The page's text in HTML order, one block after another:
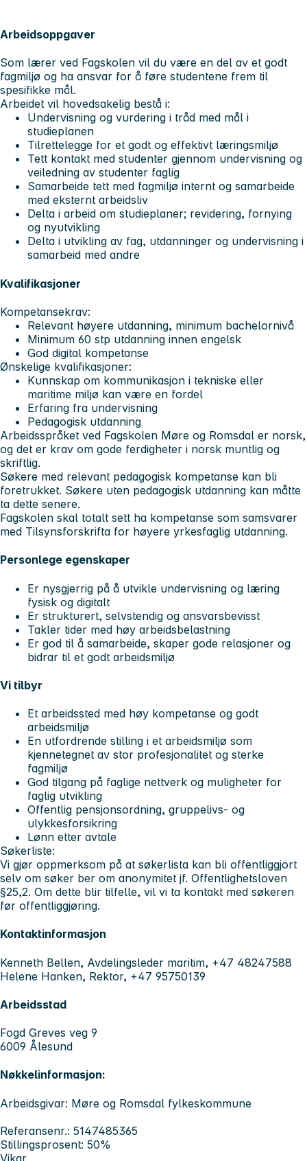
Arbeidsoppgaver
Som lærer ved Fagskolen vil du være en del av et godt
fagmiljø og ha ansvar for å føre studentene frem til
spesifikke mål.
Arbeidet vil hovedsakelig bestå i:
Undervisning og vurdering i tråd med mål i
studieplanen
Tilrettelegge for et godt og effektivt læringsmiljø
Tett kontakt med studenter gjennom undervisning og
veiledning av studenter faglig
Samarbeide tett med fagmiljø internt og samarbeide
med eksternt arbeidsliv
Delta i arbeid om studieplaner; revidering, fornying
og nyutvikling
Delta i utvikling av fag, utdanninger og undervisning i
samarbeid med andre
Kvalifikasjoner
Kompetansekrav:
Relevant høyere utdanning, minimum bachelornivå
Minimum 60 stp utdanning innen engelsk
God digital kompetanse
Ønskelige kvalifikasjoner:
Kunnskap om kommunikasjon i tekniske eller
maritime miljø kan være en fordel
Erfaring fra undervisning
Pedagogisk utdanning
Arbeidsspråket ved Fagskolen Møre og Romsdal er norsk,
og det er krav om gode ferdigheter i norsk muntlig og
skriftlig.
Søkere med relevant pedagogisk kompetanse kan bli
foretrukket. Søkere uten pedagogisk utdanning kan måtte
ta dette senere.
Fagskolen skal totalt sett ha kompetanse som samsvarer
med Tilsynsforskrifta for høyere yrkesfaglig utdanning.
Personlege egenskaper
Er nysgjerrig på å utvikle undervisning og læring
fysisk og digitalt
Er strukturert, selvstendig og ansvarsbevisst
Takler tider med høy arbeidsbelastning
Er god til å samarbeide, skaper gode relasjoner og
bidrar til et godt arbeidsmiljø
Vi tilbyr
Et arbeidssted med høy kompetanse og godt
arbeidsmiljø
En utfordrende stilling i et arbeidsmiljø som
kjennetegnet av stor profesjonalitet og sterke
fagmiljø
God tilgang på faglige nettverk og muligheter for
faglig utvikling
Offentlig pensjonsordning, gruppelivs- og
ulykkesforsikring
Lønn etter avtale
Søkerliste:
Vi gjør oppmerksom på at søkerlista kan bli offentliggjort
selv om søker ber om anonymitet jf. Offentlighetsloven
§25,2. Om dette blir tilfelle, vil vi ta kontakt med søkeren
før offentliggjøring.
Kontaktinformasjon
Kenneth Bellen, Avdelingsleder maritim, +47 48247588
Helene Hanken, Rektor, +47 95750139
Arbeidsstad
Fogd Greves veg 9
6009 Ålesund
Nøkkelinformasjon:
Arbeidsgivar: Møre og Romsdal fylkeskommune
Referansenr.: 5147485365
Stillingsprosent: 50%
Vikar